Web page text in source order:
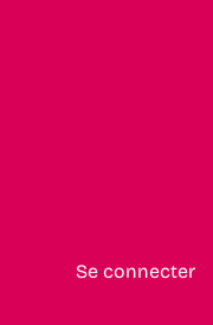
Se connecter